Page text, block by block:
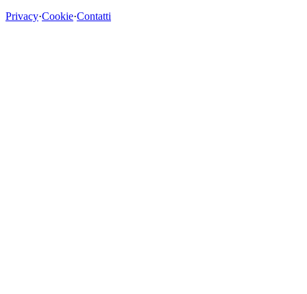
Privacy·Cookie·Contatti